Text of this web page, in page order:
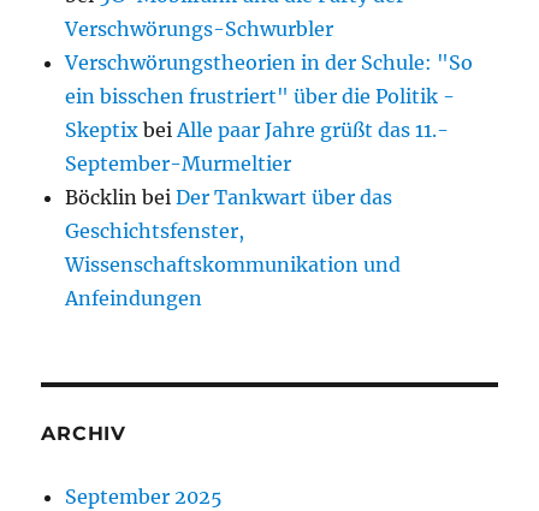
Verschwörungs-Schwurbler
Verschwörungstheorien in der Schule: "So
ein bisschen frustriert" über die Politik -
Skeptix beiAlle paar Jahre grüßt das 11.-
September-Murmeltier
Böcklin beiDer Tankwart über das
Geschichtsfenster,
Wissenschaftskommunikation und
Anfeindungen
ARCHIV
September 2025